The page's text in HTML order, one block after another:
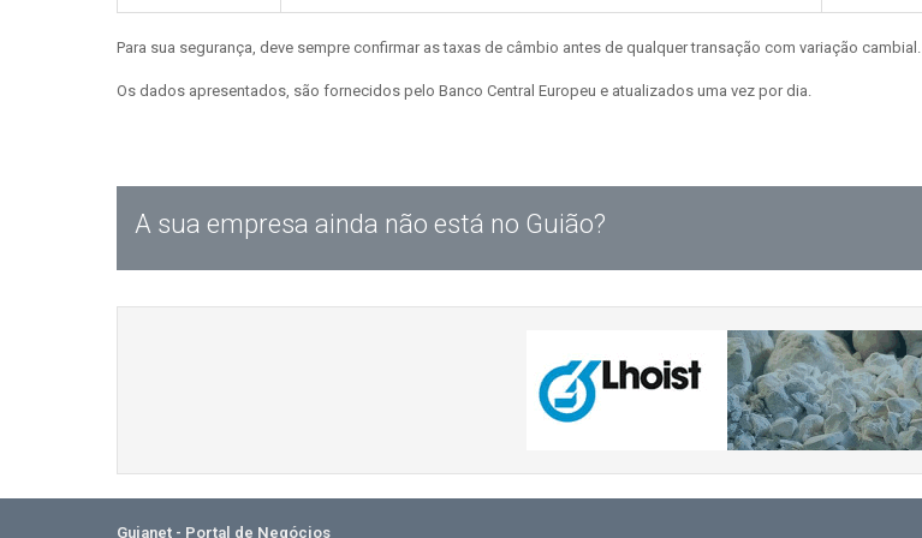
Para sua segurança, deve sempre confirmar as taxas de câmbio antes de qualquer transação com variação cambial.
Os dados apresentados, são fornecidos pelo Banco Central Europeu e atualizados uma vez por dia.
A sua empresa ainda não está no Guião?
Guianet - Portal de Negócios